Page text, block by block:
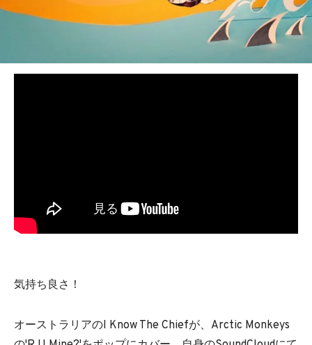
気持ち良さ！
オーストラリアのI Know The Chiefが、Arctic Monkeys